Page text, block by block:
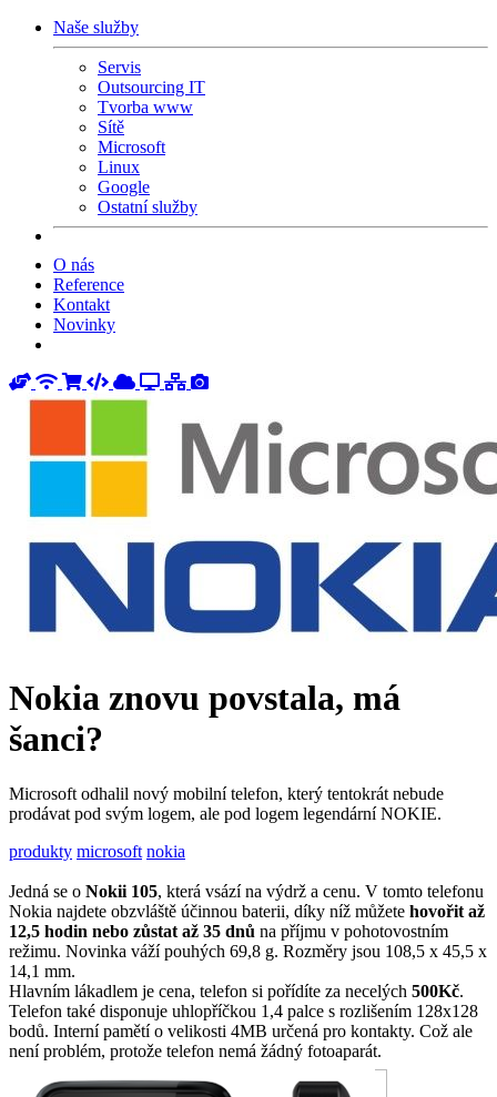
Naše služby
Servis
Outsourcing IT
Tvorba www
Sítě
Microsoft
Linux
Google
Ostatní služby
O nás
Reference
Kontakt
Novinky
Nokia znovu povstala, má
šanci?
Microsoft odhalil nový mobilní telefon, který tentokrát nebude
prodávat pod svým logem, ale pod logem legendární NOKIE.
produkty microsoft nokia
Jedná se o Nokii 105, která vsází na výdrž a cenu. V tomto telefonu
Nokia najdete obzvláště účinnou baterii, díky níž můžete hovořit až
12,5 hodin nebo zůstat až 35 dnů na příjmu v pohotovostním
režimu. Novinka váží pouhých 69,8 g. Rozměry jsou 108,5 x 45,5 x
14,1 mm.
Hlavním lákadlem je cena, telefon si pořídíte za necelých 500Kč.
Telefon také disponuje uhlopříčkou 1,4 palce s rozlišením 128x128
bodů. Interní pamětí o velikosti 4MB určená pro kontakty. Což ale
není problém, protože telefon nemá žádný fotoaparát.